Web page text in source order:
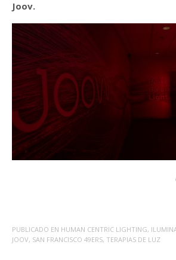
Joov.
PUBLICADO EN HUMAN CENTRIC LIGHTING,
JOOV, SAN FRANCISCO 49ERS, TERAPIAS DE LUZ